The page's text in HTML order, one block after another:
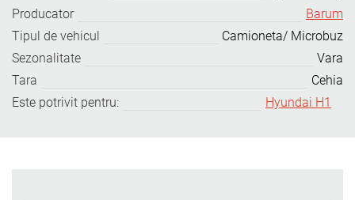
Producator
Barum
Tipul de vehicul
Camioneta/ Microbuz
Sezonalitate
Vara
Tara
Cehia
Este potrivit pentru:
Hyundai H1